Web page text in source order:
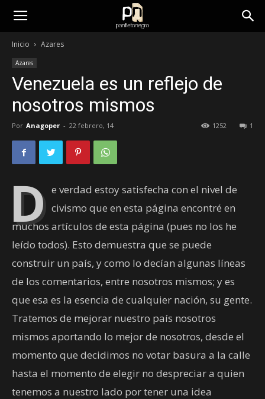
panfletonegro
Inicio Azares
Azares
Venezuela es un reflejo de
nosotros mismos
Por Anagoper - 22 febrero, 14 1
1252
D e verdad estoy satisfecha con el nivel de
civismo que en esta página encontré en
muchos artículos de esta página (pues no los he
leído todos). Esto demuestra que se puede
construir un país, y como lo decían algunas líneas
de los comentarios, entre nosotros mismos; y es
que esa es la esencia de cualquier nación, su gente.
Tratemos de mejorar nuestro país nosotros
mismos aportando lo mejor de nosotros, desde el
momento que decidimos no votar basura a la calle
hasta el momento de elegir no despreciar a quien
tenemos a nuestro lado por tener una idea